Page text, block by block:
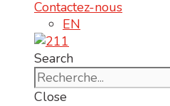
Contactez-nous
EN
Search
Close